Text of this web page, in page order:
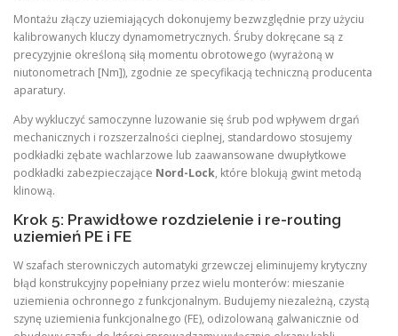
Montażu złączy uziemiających dokonujemy bezwzględnie przy użyciu
kalibrowanych kluczy dynamometrycznych. Śruby dokręcane są z
precyzyjnie określoną siłą momentu obrotowego (wyrażoną w
niutonometrach [Nm]), zgodnie ze specyfikacją techniczną producenta
aparatury.
Aby wykluczyć samoczynne luzowanie się śrub pod wpływem drgań
mechanicznych i rozszerzalności cieplnej, standardowo stosujemy
podkładki zębate wachlarzowe lub zaawansowane dwupłytkowe
podkładki zabezpieczające Nord-Lock, które blokują gwint metodą
klinową.
Krok 5: Prawidłowe rozdzielenie i re-routing
uziemień PE i FE
W szafach sterowniczych automatyki grzewczej eliminujemy krytyczny
błąd konstrukcyjny popełniany przez wielu monterów: mieszanie
uziemienia ochronnego z funkcjonalnym. Budujemy niezależną, czystą
szynę uziemienia funkcjonalnego (FE), odizolowaną galwanicznie od